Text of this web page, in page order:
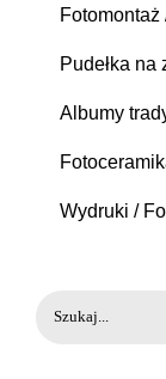
Pudełka
Albumy
Wydruki /